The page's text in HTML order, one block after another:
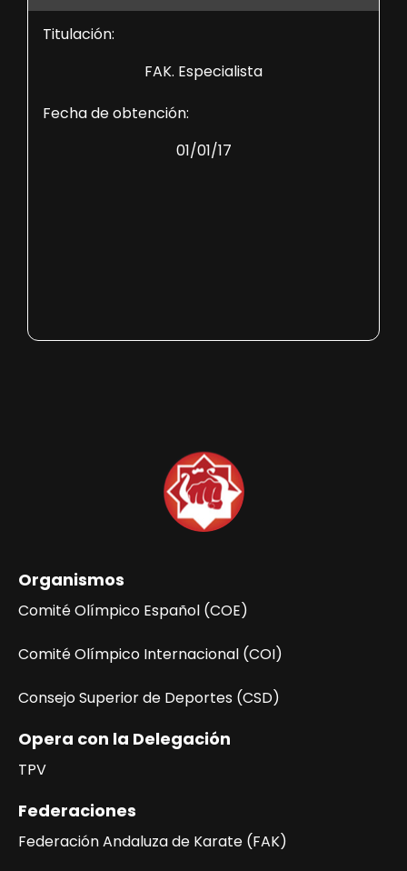
Titulación:
FAK. Especialista
Fecha de obtención:
01/01/17
Organismos
Comité Olímpico Español (COE)
Comité Olímpico Internacional (COI)
Consejo Superior de Deportes (CSD)
Opera con la Delegación
TPV
Federaciones
Federación Andaluza de Karate (FAK)